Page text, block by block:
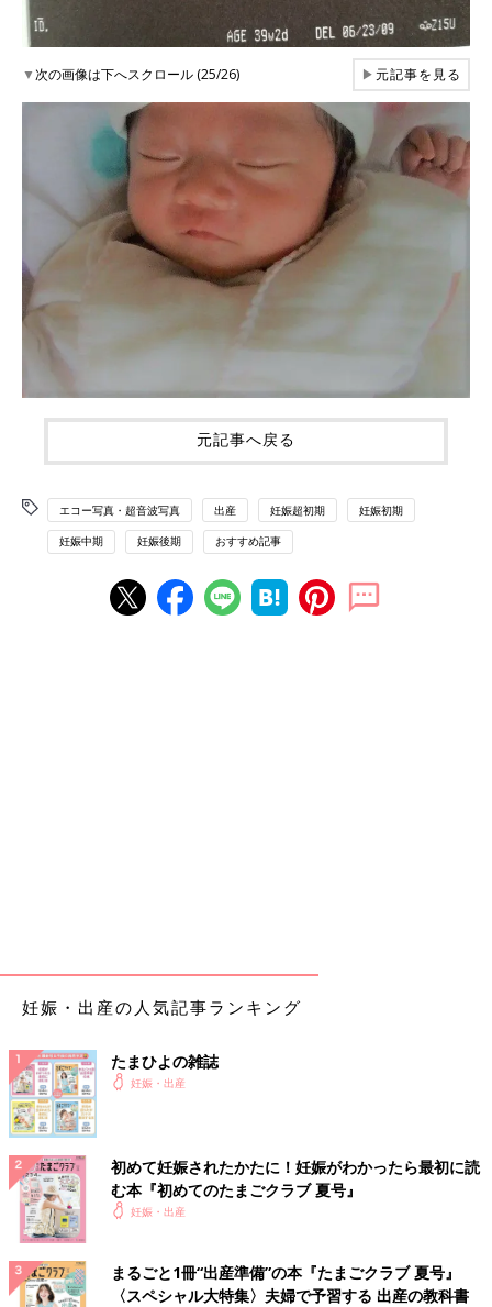
▼次の画像は下へスクロール (25/26) ▶元記事を見る
元記事へ戻る
エコー写真・超音波写真 出産 妊娠超初期 妊娠初期
妊娠中期 妊娠後期 おすすめ記事
妊娠・出産の人気記事ランキング
たまひよの雑誌
妊娠・出産
初めて妊娠されたかたに！妊娠がわかったら最初に読
む本『初めてのたまごクラブ 夏号』
妊娠・出産
まるごと1冊“出産準備”の本『たまごクラブ 夏号』
〈スペシャル大特集〉夫婦で予習する 出産の教科書